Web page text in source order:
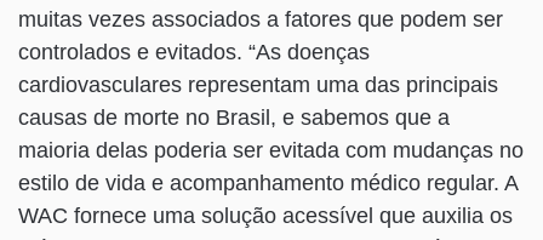
muitas vezes associados a fatores que podem ser
controlados e evitados. “As doenças
cardiovasculares representam uma das principais
causas de morte no Brasil, e sabemos que a
maioria delas poderia ser evitada com mudanças no
estilo de vida e acompanhamento médico regular. A
WAC fornece uma solução acessível que auxilia os